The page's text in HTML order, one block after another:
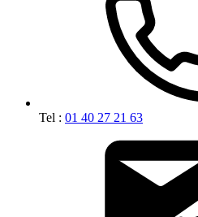
Tel : 01 40 27 21 63